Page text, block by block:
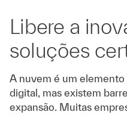
Libere a
soluções
A nuvem é um
digital, mas existem
expansão. Muitas